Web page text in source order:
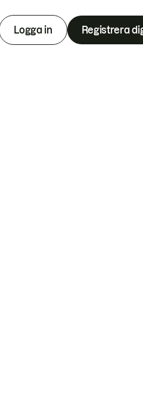
Logga in Registrera